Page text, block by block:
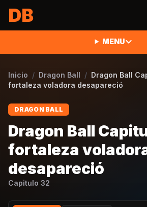
DB
MENU
Inicio / Dragon Ball / Dragon Ball
fortaleza voladora desapareció
DRAGON BALL
Dragon Ball
fortaleza
desapareció
Capitulo 32